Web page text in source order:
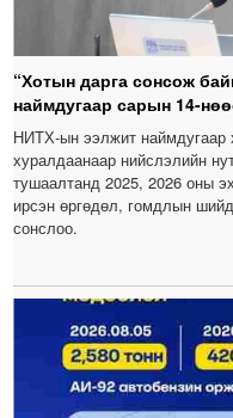
“Хотын дарга сонсож
наймдугаар сарын 14-
НИТХ-ын ээлжит наймдугаар
хуралдаанаар нийслэлийн
тушаалтанд 2025, 2026 оны
ирсэн өргөдөл, гомдлын
сонслоо.